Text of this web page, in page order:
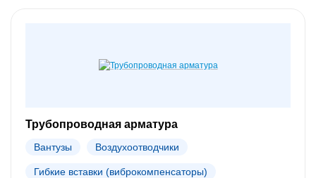
Трубопроводная арматура
Вантузы Воздухоотводчики
Гибкие вставки (виброкомпенсаторы)